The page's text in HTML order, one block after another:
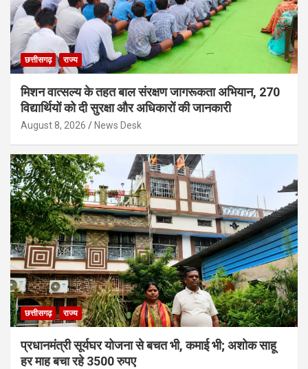
छत्तीसगढ़ राज्य
मिशन वात्सल्य के तहत बाल संरक्षण जागरूकता अभियान, 270
विद्यार्थियों को दी सुरक्षा और अधिकारों की जानकारी
August 8, 2026 News Desk
छत्तीसगढ़ राज्य
प्रधानमंत्री सूर्यघर योजना से बचत भी, कमाई भी; अशोक साहू
हर माह बचा रहे 3500 रुपए